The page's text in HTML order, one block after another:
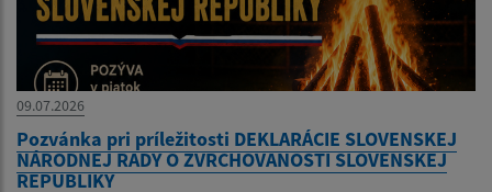
09.07.2026
Pozvánka pri príležitosti DEKLARÁCIE SLOVENSKEJ
NÁRODNEJ RADY O ZVRCHOVANOSTI SLOVENSKEJ
REPUBLIKY